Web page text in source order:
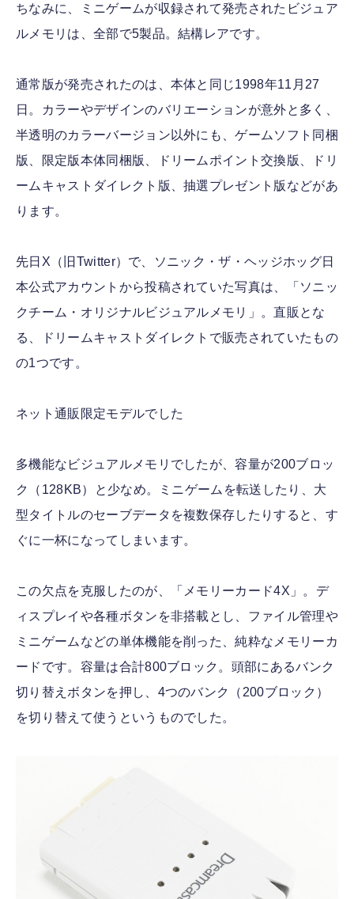
ちなみに、ミニゲームが収録されて発売されたビジュア
ルメモリは、全部で5製品。結構レアです。
通常版が発売されたのは、本体と同じ1998年11月27
日。カラーやデザインのバリエーションが意外と多く、
半透明のカラーバージョン以外にも、ゲームソフト同梱
版、限定版本体同梱版、ドリームポイント交換版、ドリ
ームキャストダイレクト版、抽選プレゼント版などがあ
ります。
先日X（旧Twitter）で、ソニック・ザ・ヘッジホッグ日
本公式アカウントから投稿されていた写真は、「ソニッ
クチーム・オリジナルビジュアルメモリ」。直販とな
る、ドリームキャストダイレクトで販売されていたもの
の1つです。
ネット通販限定モデルでした
多機能なビジュアルメモリでしたが、容量が200ブロッ
ク（128KB）と少なめ。ミニゲームを転送したり、大
型タイトルのセーブデータを複数保存したりすると、す
ぐに一杯になってしまいます。
この欠点を克服したのが、「メモリーカード4X」。デ
ィスプレイや各種ボタンを非搭載とし、ファイル管理や
ミニゲームなどの単体機能を削った、純粋なメモリーカ
ードです。容量は合計800ブロック。頭部にあるバンク
切り替えボタンを押し、4つのバンク（200ブロック）
を切り替えて使うというものでした。